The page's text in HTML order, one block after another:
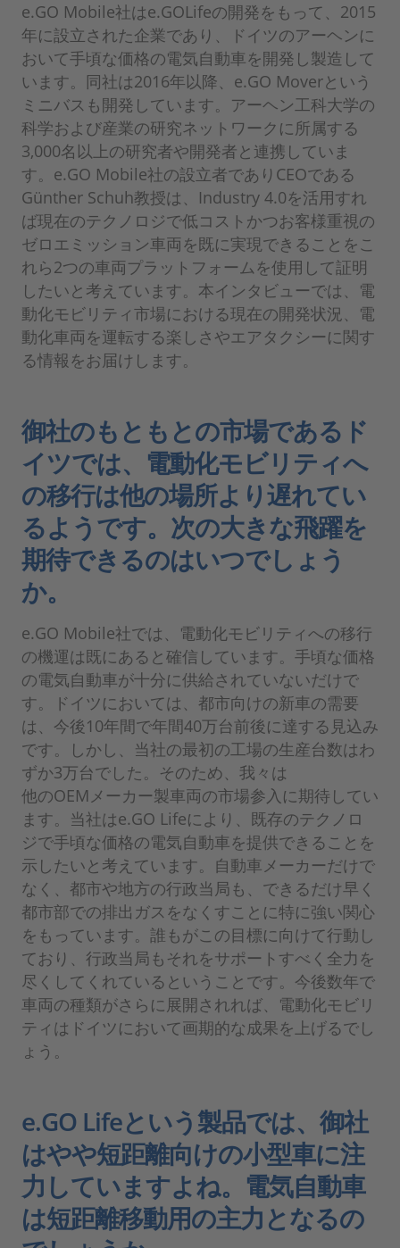
e.GO Mobile社はe.GOLifeの開発をもって、2015
年に設立された企業であり、ドイツのアーヘンに
おいて手頃な価格の電気自動車を開発し製造して
います。同社は2016年以降、e.GO Moverという
ミニバスも開発しています。アーヘン工科大学の
科学および産業の研究ネットワークに所属する
3,000名以上の研究者や開発者と連携していま
す。e.GO Mobile社の設立者でありCEOである
Günther Schuh教授は、Industry 4.0を活用すれ
ば現在のテクノロジで低コストかつお客様重視の
ゼロエミッション車両を既に実現できることをこ
れら2つの車両プラットフォームを使用して証明
したいと考えています。本インタビューでは、電
動化モビリティ市場における現在の開発状況、電
動化車両を運転する楽しさやエアタクシーに関す
る情報をお届けします。
御社のもともとの市場であるド
イツでは、電動化モビリティへ
の移行は他の場所より遅れてい
るようです。次の大きな飛躍を
期待できるのはいつでしょう
か。
e.GO Mobile社では、電動化モビリティへの移行
の機運は既にあると確信しています。手頃な価格
の電気自動車が十分に供給されていないだけで
す。ドイツにおいては、都市向けの新車の需要
は、今後10年間で年間40万台前後に達する見込み
です。しかし、当社の最初の工場の生産台数はわ
ずか3万台でした。そのため、我々は
他のOEMメーカー製車両の市場参入に期待してい
ます。当社はe.GO Lifeにより、既存のテクノロ
ジで手頃な価格の電気自動車を提供できることを
示したいと考えています。自動車メーカーだけで
なく、都市や地方の行政当局も、できるだけ早く
都市部での排出ガスをなくすことに特に強い関心
をもっています。誰もがこの目標に向けて行動し
ており、行政当局もそれをサポートすべく全力を
尽くしてくれているということです。今後数年で
車両の種類がさらに展開されれば、電動化モビリ
ティはドイツにおいて画期的な成果を上げるでし
ょう。
e.GO Lifeという製品では、御社
はやや短距離向けの小型車に注
力していますよね。電気自動車
は短距離移動用の主力となるの